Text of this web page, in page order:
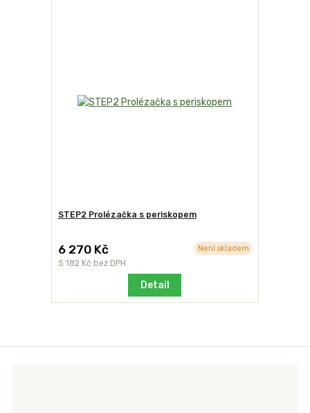
STEP2 Prolézačka s periskopem
6 270 Kč
5 182 Kč bez DPH
Není skladem
Detail